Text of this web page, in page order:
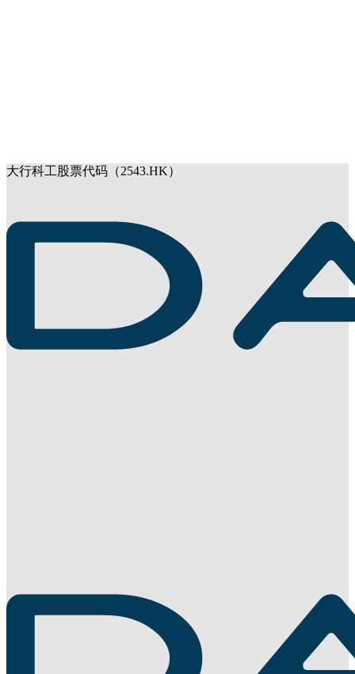
大行科工股票代码（2543.HK）